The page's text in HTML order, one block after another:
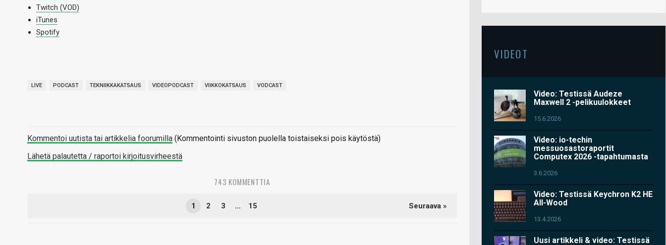
Twitch (VOD)
iTunes
Spotify
LIVE PODCAST TEKNIIKKAKATSAUS VIDEOPODCAST VIIKKOKATSAUS VODCAST
Kommentoi uutista tai artikkelia foorumilla (Kommentointi sivuston puolella toistaiseksi pois käytöstä)
Lähetä palautetta / raportoi kirjoitusvirheestä
743 KOMMENTTIA
1 2 3 … 15 Seuraava »
VIDEOT
Video: Testissä Audeze
Maxwell 2 -pelikuulokkeet
15.6.2026
Video: io-techin
messuosastoraportit
Computex 2026 -tapahtumasta
3.6.2026
Video: Testissä Keychron K2 HE
All-Wood
13.4.2026
Uusi artikkeli & video: Testissä